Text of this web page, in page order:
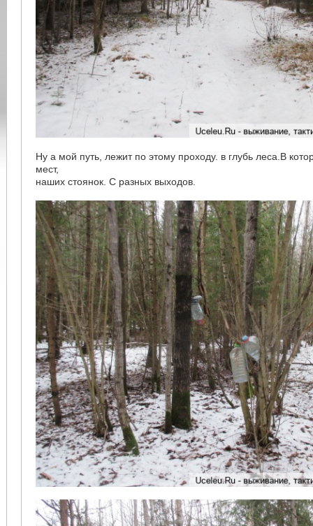
Ну а мой путь, лежит по этому проходу. в глубь леса.В
мест,
наших стоянок. С разных выходов.